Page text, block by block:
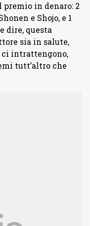
premio in denaro: 2
e Shojo, e 1
dire, questa
sia in salute,
ci intrattengono,
tutt’altro che